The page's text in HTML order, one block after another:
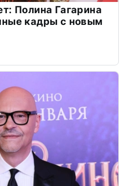
Полина Гагарина
кадры с новым